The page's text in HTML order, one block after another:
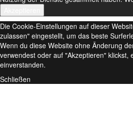
Die Cookie-Einstellungen auf dieser
zulassen" eingestellt, um das beste
Wenn du diese Website ohne Änderung
verwendest oder auf "Akzeptieren" klickst,
einverstanden.
Schließen